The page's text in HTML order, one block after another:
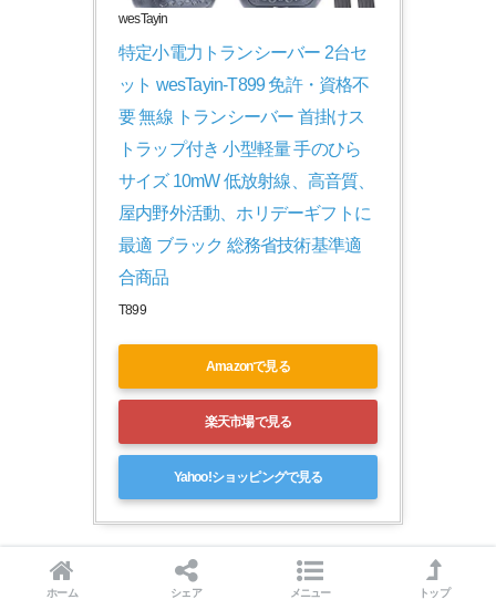
wesTayin
特定小電力トランシーバー 2台セ
ット wesTayin-T899 免許・資格不
要 無線 トランシーバー 首掛けス
トラップ付き 小型軽量 手のひら
サイズ 10mW 低放射線、高音質、
屋内野外活動、ホリデーギフトに
最適 ブラック 総務省技術基準適
合商品
T899
Amazonで見る
楽天市場で見る
Yahoo!ショッピングで見る
特定小電力トランシーバー 2台セット｜wesTayinの仕様・製
ホーム シェア メニュー トップ